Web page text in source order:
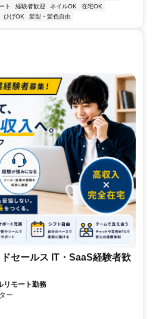
ト 経験者歓迎 ネイルOK
在宅OK
ひげOK 髪型・髪色自由
セールス IT・SaaS経験者歓
リモート勤務
ー